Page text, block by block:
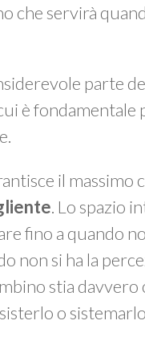
che servirà
parte
è fondamentale
il massimo
. Lo spazio
fino a quando
non si ha la
stia davvero
o